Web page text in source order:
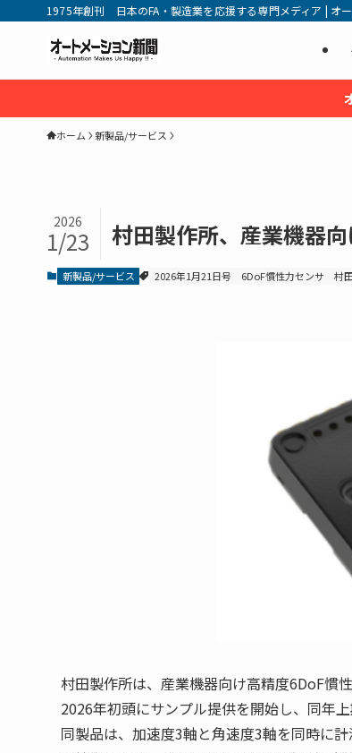
1975年創刊 日本のFA・製造業を応援する専門メディア | オ
ホーム 新製品/サービス
村田製作所、産業機器
2026
1/23
新製品/サービス 2026年1月21日号 6DoF慣性力センサ 村
村田製作所は、産業機器向け高精度6DoF慣
2026年初頭にサンプル提供を開始し、同年上
同製品は、加速度3軸と角速度3軸を同時に